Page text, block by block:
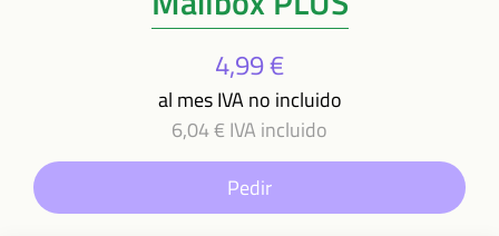
4,99 €
al mes IVA no incluido
6,04 € IVA incluido
Pedir